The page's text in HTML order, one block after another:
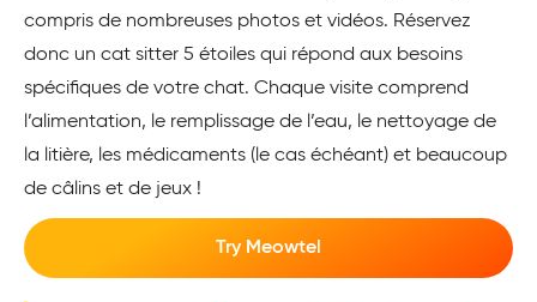
compris de nombreuses photos et vidéos. Réservez
donc un cat sitter 5 étoiles qui répond aux besoins
spécifiques de votre chat. Chaque visite comprend
l’alimentation, le remplissage de l’eau, le nettoyage de
la litière, les médicaments (le cas échéant) et beaucoup
de câlins et de jeux !
Try Meowtel